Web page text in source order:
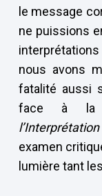
le message
ne puissions
nous avons
fatalité aussi
face à la
l’Interprétation
examen
lumière tant